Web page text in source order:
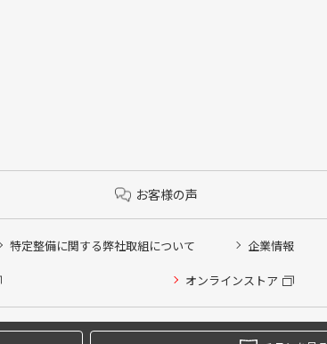
お客様の声
特定整備に関する弊社取組について 企業情報
オンラインストア